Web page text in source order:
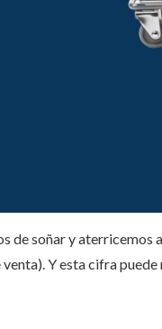
de soñar y aterricemos
Y esta cifra